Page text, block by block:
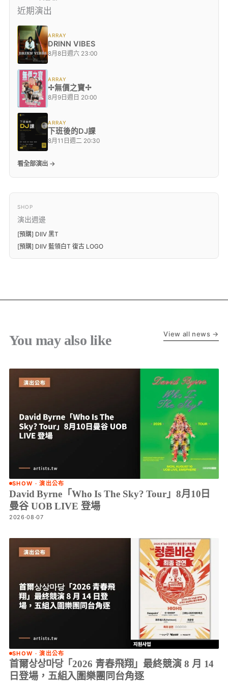
近期演出
ARRAY
DRINN VIBES
8月8日週六 23:00
ARRAY
✢無價之寶✢
8月9日週日 20:00
ARRAY
下班後的DJ課
8月11日週二 20:30
看全部演出 →
SHOP
演出週邊
[預購] DIIV 黑T
[預購] DIIV 藍領白T 復古 LOGO
You may also like View all news →
SHOW · 演出公布
David Byrne「Who Is The Sky? Tour」8月10日
曼谷 UOB LIVE 登場
2026·08·07
SHOW · 演出公布
首爾상상마당「2026 青春飛翔」最終競演 8 月 14
日登場，五組入圍樂團同台角逐